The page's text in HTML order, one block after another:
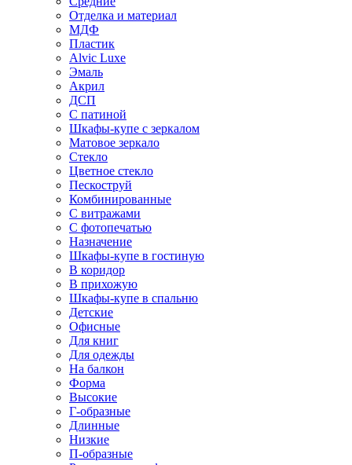
Отделка и материал
МДФ
Пластик
Alvic Luxe
Эмаль
Акрил
ДСП
С патиной
Шкафы-купе с зеркалом
Матовое зеркало
Стекло
Цветное стекло
Пескоструй
Комбинированные
С витражами
С фотопечатью
Назначение
Шкафы-купе в гостиную
В коридор
В прихожую
Шкафы-купе в спальню
Детские
Офисные
Для книг
Для одежды
На балкон
Форма
Высокие
Г-образные
Длинные
Низкие
П-образные